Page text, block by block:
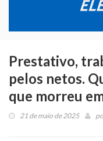
Prestativo,
pelos netos.
que morreu
21 de maio de 2025